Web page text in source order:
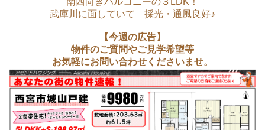
武庫川に面していて 採光・通風良好♪
【今週の広告】
物件のご質問やご見学希望等
お気軽にお問い合わせくださいませ。